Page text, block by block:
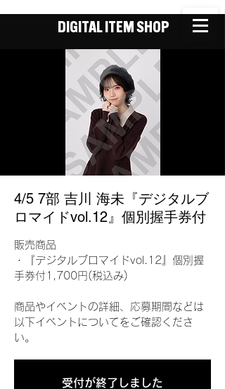
DIGITAL ITEM SHOP
4/5 7部 吉川 海未『デジタルブ
ロマイドvol.12』個別握手券付
販売商品
・『デジタルブロマイドvol.12』個別握
手券付1,700円(税込み)
商品やイベントの詳細、応募期間などは
以下イベントについてをご確認くださ
い。
受付が終了しました